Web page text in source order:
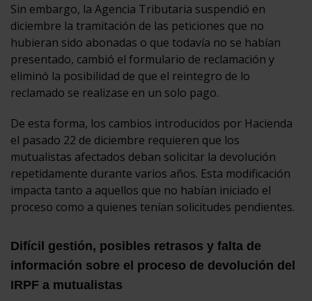
Sin embargo, la Agencia Tributaria suspendió en
diciembre la tramitación de las peticiones que no
hubieran sido abonadas o que todavía no se habían
presentado, cambió el formulario de reclamación y
eliminó la posibilidad de que el reintegro de lo
reclamado se realizase en un solo pago.
De esta forma, los cambios introducidos por Hacienda
el pasado 22 de diciembre requieren que los
mutualistas afectados deban solicitar la devolución
repetidamente durante varios años. Esta modificación
impacta tanto a aquellos que no habían iniciado el
proceso como a quienes tenían solicitudes pendientes.
Difícil gestión, posibles retrasos y falta de
información sobre el proceso de devolución del
IRPF a mutualistas